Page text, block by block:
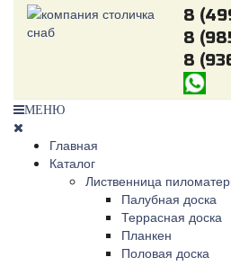
8
8
8
МЕНЮ
Главная
Каталог
Лиственница
Палубная доска
Террасная доска
Планкен
Половая доска